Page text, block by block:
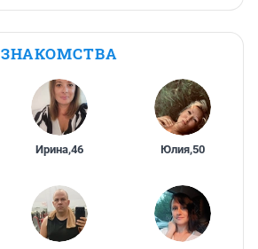
ЗНАКОМСТВА
Ирина,46 Юлия,50